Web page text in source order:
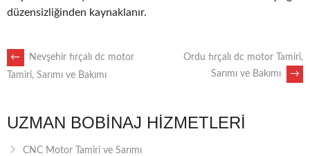
düzensizliğinden kaynaklanır.
POST
←
Nevşehir fırçalı dc motor
Tamiri, Sarımı ve Bakımı
Ordu fırçalı dc motor Tamiri,
Sarımı ve Bakımı
→
UZMAN BOBINAJ HIZMETLERI
CNC Motor Tamiri ve Sarımı